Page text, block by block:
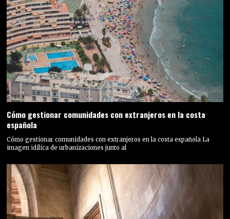
Cómo gestionar comunidades con extranjeros en la costa
española
Cómo gestionar comunidades con extranjeros en la costa española La
imagen idílica de urbanizaciones junto al